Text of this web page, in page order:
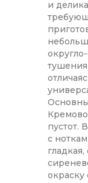
и
пустот.
с
окраску